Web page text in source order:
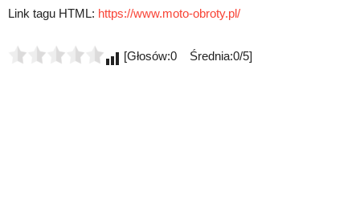
Link tagu HTML: https://www.moto-obroty.pl/
[Głosów:0 Średnia:0/5]